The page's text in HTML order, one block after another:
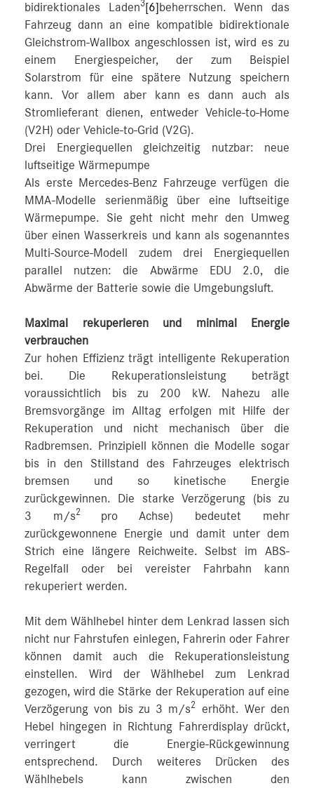
bidirektionales Laden3[6] beherrschen. Wenn das
Fahrzeug dann an eine kompatible bidirektionale
Gleichstrom-Wallbox angeschlossen ist, wird es zu
einem Energiespeicher, der zum Beispiel
Solarstrom für eine spätere Nutzung speichern
kann. Vor allem aber kann es dann auch als
Stromlieferant dienen, entweder Vehicle-to-Home
(V2H) oder Vehicle-to-Grid (V2G).
Drei Energiequellen gleichzeitig nutzbar: neue
luftseitige Wärmepumpe
Als erste Mercedes-Benz Fahrzeuge verfügen die
MMA-Modelle serienmäßig über eine luftseitige
Wärmepumpe. Sie geht nicht mehr den Umweg
über einen Wasserkreis und kann als sogenanntes
Multi-Source-Modell zudem drei Energiequellen
parallel nutzen: die Abwärme EDU 2.0, die
Abwärme der Batterie sowie die Umgebungsluft.
Maximal rekuperieren und minimal Energie
verbrauchen
Zur hohen Effizienz trägt intelligente Rekuperation
bei. Die Rekuperationsleistung beträgt
voraussichtlich bis zu 200 kW. Nahezu alle
Bremsvorgänge im Alltag erfolgen mit Hilfe der
Rekuperation und nicht mechanisch über die
Radbremsen. Prinzipiell können die Modelle sogar
bis in den Stillstand des Fahrzeuges elektrisch
bremsen und so kinetische Energie
zurückgewinnen. Die starke Verzögerung (bis zu
3 m/s2 pro Achse) bedeutet mehr
zurückgewonnene Energie und damit unter dem
Strich eine längere Reichweite. Selbst im ABS-
Regelfall oder bei vereister Fahrbahn kann
rekuperiert werden.
Mit dem Wählhebel hinter dem Lenkrad lassen sich
nicht nur Fahrstufen einlegen, Fahrerin oder Fahrer
können damit auch die Rekuperationsleistung
einstellen. Wird der Wählhebel zum Lenkrad
gezogen, wird die Stärke der Rekuperation auf eine
Verzögerung von bis zu 3 m/s2
erhöht. Wer den
Hebel hingegen in Richtung Fahrerdisplay drückt,
verringert die Energie-Rückgewinnung
entsprechend. Durch weiteres Drücken des
Wählhebels kann zwischen den